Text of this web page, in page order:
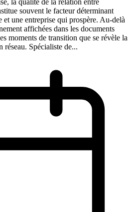
la qualité de la relation entre
souvent le facteur déterminant
et une entreprise qui prospère. Au-delà
affichées dans les documents
moments de transition que se révèle la
réseau. Spécialiste de...